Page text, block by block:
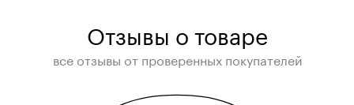
Отзывы о товаре
все отзывы от проверенных покупателей